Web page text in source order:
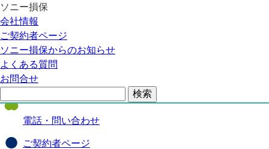
ソニー損保
会社情報
ご契約者ページ
ソニー損保からのお知らせ
よくある質問
お問合せ
自動車保険
医療保険
火災保険
海外旅行保険
電話・問い合わせ
ご契約者ページ